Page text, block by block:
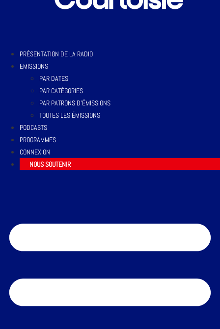
PRÉSENTATION DE LA RADIO
EMISSIONS
PAR DATES
PAR CATÉGORIES
PAR PATRONS D’ÉMISSIONS
TOUTES LES ÉMISSIONS
PODCASTS
PROGRAMMES
CONNEXION
NOUS SOUTENIR